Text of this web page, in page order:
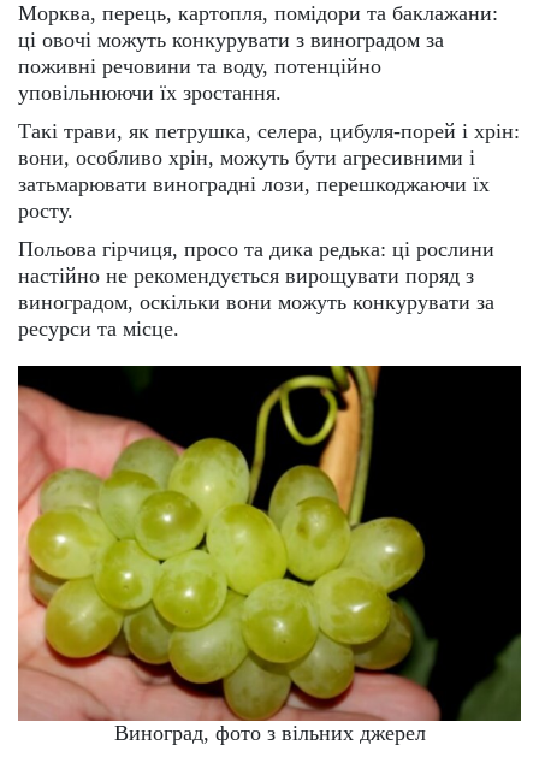
Морква, перець, картопля, помідори та баклажани:
ці овочі можуть конкурувати з виноградом за
поживні речовини та воду, потенційно
уповільнюючи їх зростання.
Такі трави, як петрушка, селера, цибуля-порей і хрін:
вони, особливо хрін, можуть бути агресивними і
затьмарювати виноградні лози, перешкоджаючи їх
росту.
Польова гірчиця, просо та дика редька: ці рослини
настійно не рекомендується вирощувати поряд з
виноградом, оскільки вони можуть конкурувати за
ресурси та місце.
Виноград, фото з вільних джерел